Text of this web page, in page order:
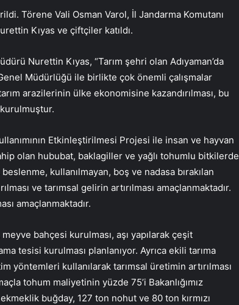
Törene Vali Osman Varol, İl Jandarma Komutanı
Kıyas ve çiftçiler katıldı.
Nurettin Kıyas, “Tarım şehri olan Adıyaman’da
Müdürlüğü ile birlikte çok önemli çalışmalar
arazilerinin ülke ekonomisine kazandırılması, bu
Etkinleştirilmesi Projesi ile insan ve hayvan
olan hububat, baklagiller ve yağlı tohumlu bitkilerde
kullanılmayan, boş ve nadasa bırakılan
ve tarımsal gelirin artırılması amaçlanmaktadır.
amaçlanmaktadır.
bahçesi kurulması, aşı yapılarak çeşit
tesisi kurulması planlanıyor. Ayrıca ekili tarıma
yöntemleri kullanılarak tarımsal üretimin artırılması
tohum maliyetinin yüzde 75’i Bakanlığımız
buğday, 127 ton nohut ve 80 ton kırmızı